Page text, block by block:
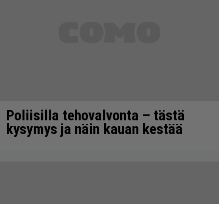
Poliisilla tehovalvonta – tästä
kysymys ja näin kauan kestää